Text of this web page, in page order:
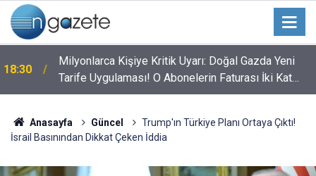
18:30
Milyonlarca Kişiye Kritik Uyarı: Doğal Gazda Yeni
Tarife Uygulaması! O Abonelerin Faturası İki Kat
Artacak
Anasayfa Güncel
Trump'ın Türkiye Planı Ortaya Çıktı!
İsrail Basınından Dikkat Çeken İddia